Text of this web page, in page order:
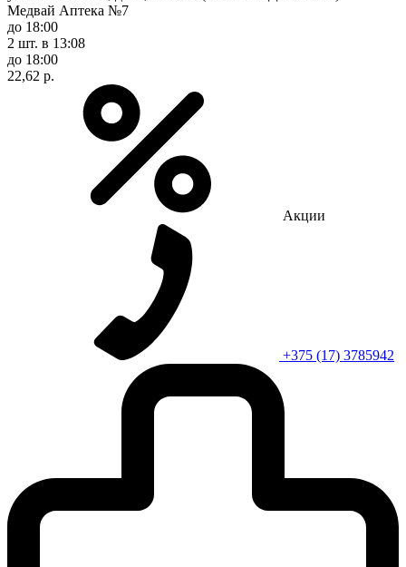
Медвай Аптека №7
до 18:00
2 шт. в 13:08
до 18:00
22,62 р.
Акции
+375 (17) 3785942